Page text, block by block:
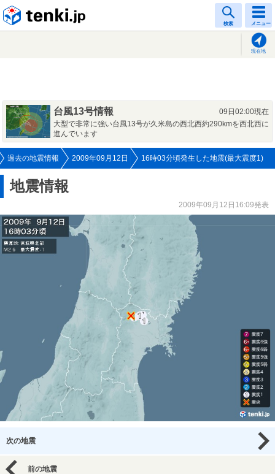
検索 メニュー
現在地
台風13号情報
09日02:00現在
大型で非常に強い台風13号が久米島の西北西約290kmを西北西に
進んでいます
過去の地震情報 2009年09月12日 16時03分頃発生した地震(最大震度1)
地震情報
2009年09月12日16:09発表
次の地震
前の地震